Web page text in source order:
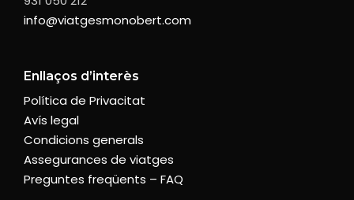
info@viatgesmonobert.com
Enllaços d’interès
Política de Privacitat
Avís legal
Condicions generals
Assegurances de viatges
Preguntes freqüents – FAQ